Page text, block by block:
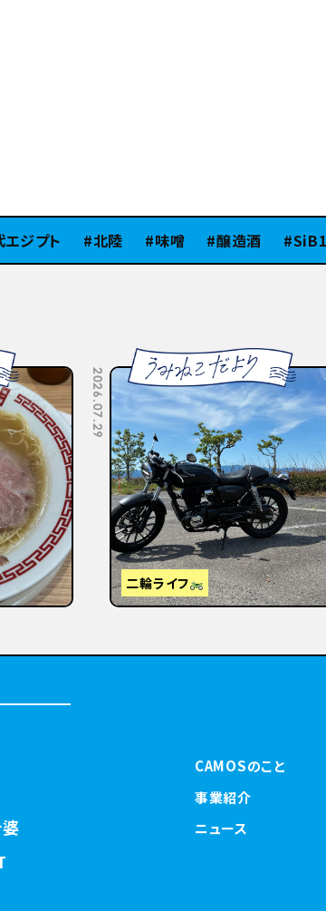
プト 北陸 味噌 醸造酒 SiB100
京都へ
2026.07.10
はじめまして
CAMOSのこと
事業紹介
ニュース